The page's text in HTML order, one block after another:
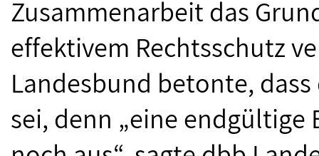
Zusammenarbeit das
effektivem Rechtsschutz
Landesbund betonte,
sei, denn „eine